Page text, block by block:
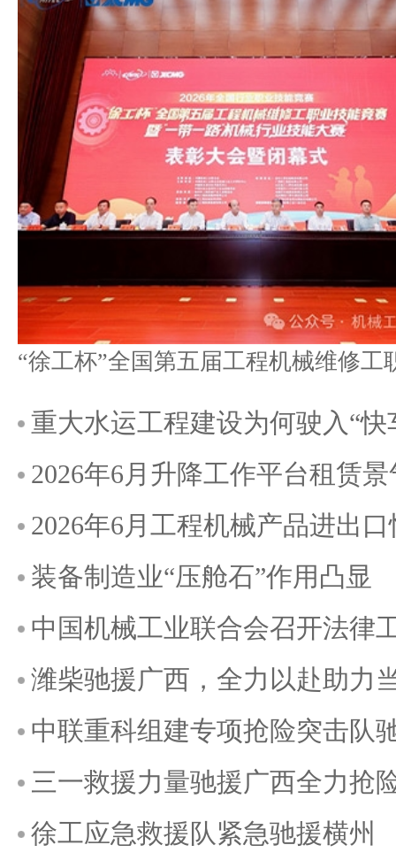
重大水运工程建设为何驶入“快
2026年6月升降工作平台租赁
2026年6月工程机械产品进出
装备制造业“压舱石”作用凸显
中国机械工业联合会召开法律
潍柴驰援广西，全力以赴助力
中联重科组建专项抢险突击队
三一救援力量驰援广西全力抢
徐工应急救援队紧急驰援横州